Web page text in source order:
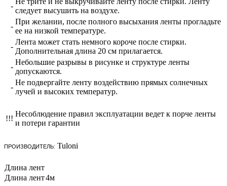
-
следует высушить на воздухе.
-
При желании, после полного высыхания ленты прогладьте
ее на низкой температуре.
-
Лента может стать немного короче после стирки.
Дополнительная длина 20 см прилагается.
-
Небольшие разрывы в рисунке и структуре ленты
допускаются.
-
Не подвергайте ленту воздействию прямых солнечных
лучей и высоких температур.
!!!
Несоблюдение правил эксплуатации ведет к порче ленты
и потери гарантии
ПРОИЗВОДИТЕЛЬ: Tuloni
Длина лент
Длина лент4м